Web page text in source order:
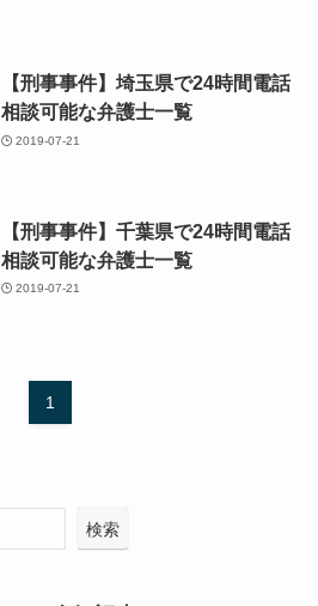
【刑事事件】埼玉県で24時間電話
相談可能な弁護士一覧
2019-07-21
【刑事事件】千葉県で24時間電話
相談可能な弁護士一覧
2019-07-21
1
検索